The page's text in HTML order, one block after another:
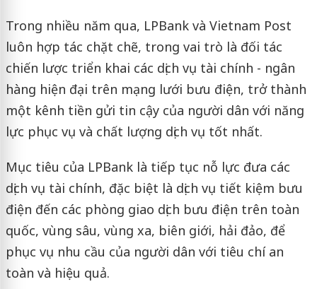
Trong nhiều năm qua, LPBank và Vietnam Post
luôn hợp tác chặt chẽ, trong vai trò là đối tác
chiến lược triển khai các dịch vụ tài chính - ngân
hàng hiện đại trên mạng lưới bưu điện, trở thành
một kênh tiền gửi tin cậy của người dân với năng
lực phục vụ và chất lượng dịch vụ tốt nhất.
Mục tiêu của LPBank là tiếp tục nỗ lực đưa các
dịch vụ tài chính, đặc biệt là dịch vụ tiết kiệm bưu
điện đến các phòng giao dịch bưu điện trên toàn
quốc, vùng sâu, vùng xa, biên giới, hải đảo, để
phục vụ nhu cầu của người dân với tiêu chí an
toàn và hiệu quả.